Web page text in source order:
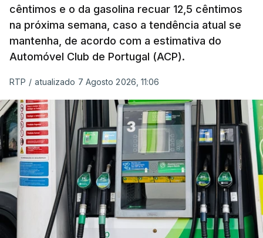
comercializados internacionalmente, subiu para
131,1 pontos em julho, face aos 130,3 de junho.
O aumento dos preços dos alimentos básicos
nas prateleiras nos meses seguintes, à medida
que os fornecedores repercutem os seus
custos nos consumidores.
Em julho, o aumento esteve associado aos preços
do açúcar (+5,6%), dos cereais (+3,4%) e dos
óleos vegetais (+2%).
Estes aumentos foram "parcialmente
cêntimos e o da gasolina recuar 12,5 cêntimos
na próxima semana, caso a tendência atual se
mantenha, de acordo com a estimativa do
Automóvel Club de Portugal (ACP).
RTP / atualizado 7 Agosto 2026, 11:06